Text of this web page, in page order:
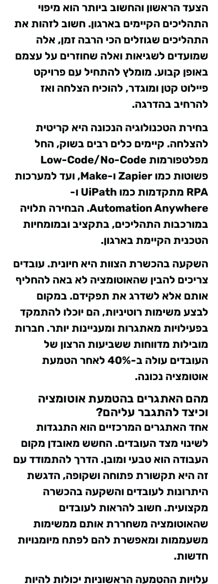
הצעד הראשון והחשוב ביותר הוא מיפוי
התהליכים הקיימים בארגון. חשוב לזהות את
התהליכים שגוזלים הכי הרבה זמן, אלה
שמועדים לשגיאות ואלה שחוזרים על עצמם
באופן קבוע. מומלץ להתחיל עם פרויקט
פיילוט קטן ומוגדר, להוכיח הצלחה ואז
להרחיב בהדרגה.
בחירת הטכנולוגיה הנכונה היא קריטית
להצלחה. קיימים כלים רבים בשוק, החל
מפלטפורמות Low-Code/No-Code
פשוטות כמו Zapier ו-Make, ועד למערכות
RPA מתקדמות כמו UiPath ו-
Automation Anywhere. הבחירה תלויה
במורכבות התהליכים, בתקציב ובמומחיות
הטכנית הקיימת בארגון.
השקעה בהכשרת הצוות היא חיונית. עובדים
צריכים להבין שהאוטומציה לא באה להחליף
אותם אלא לשדרג את תפקידם. במקום
לבצע משימות רוטיניות, הם יוכלו להתמקד
בפעילויות מאתגרות ומעניינות יותר. חברות
מובילות מדווחות ששביעות הרצון של
העובדים עולה ב-40% לאחר הטמעת
אוטומציה נכונה.
מהם האתגרים בהטמעת אוטומציה
וכיצד להתגבר עליהם?
אחד האתגרים המרכזיים הוא התנגדות
לשינוי מצד העובדים. החשש מאובדן מקום
העבודה הוא טבעי ומובן. הדרך להתמודד עם
זה היא תקשורת פתוחה ושקופה, הדגשת
היתרונות לעובדים והשקעה בהכשרה
מקצועית. חשוב להראות לעובדים
שהאוטומציה משחררת אותם ממשימות
משעממות ומאפשרת להם לפתח מיומנויות
חדשות.
עלויות ההטמעה הראשוניות יכולות להיות